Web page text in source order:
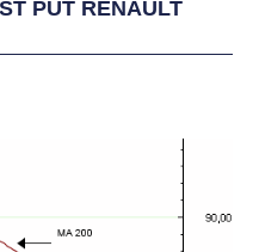
PUT RENAULT